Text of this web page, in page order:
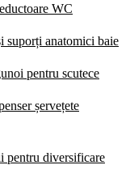
WC
suporți anatomici baie
pentru scutece
șervețete
pentru diversificare